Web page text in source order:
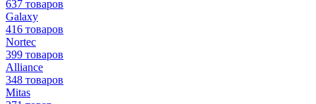
637 товаров
Galaxy
416 товаров
Nortec
399 товаров
Alliance
348 товаров
Mitas